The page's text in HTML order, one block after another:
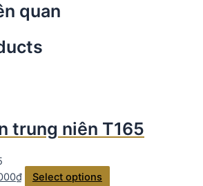
quan
trung niên T165
₫
Select options